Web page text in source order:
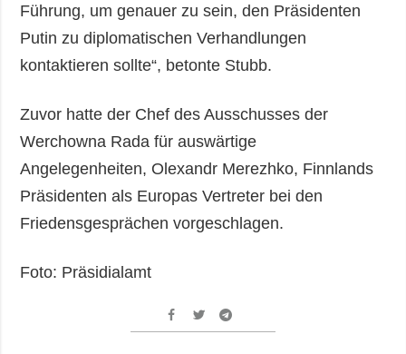
Führung, um genauer zu sein, den Präsidenten
Putin zu diplomatischen Verhandlungen
kontaktieren sollte“, betonte Stubb.
Zuvor hatte der Chef des Ausschusses der
Werchowna Rada für auswärtige
Angelegenheiten, Olexandr Merezhko, Finnlands
Präsidenten als Europas Vertreter bei den
Friedensgesprächen vorgeschlagen.
Foto: Präsidialamt